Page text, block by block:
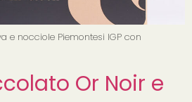
e nocciole Piemontesi IGP con
Or Noir e